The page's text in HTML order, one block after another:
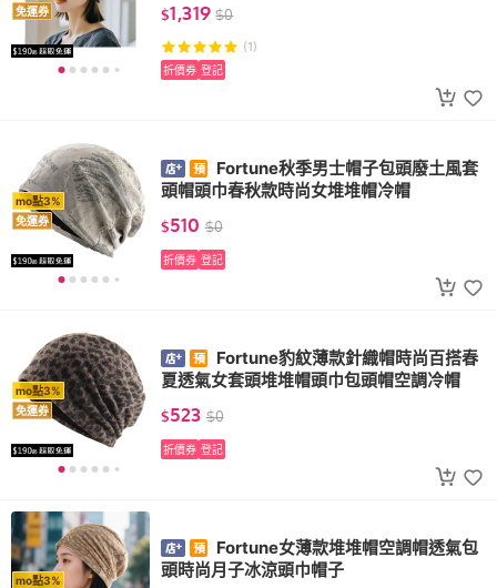
免運券
$1,319 $0
(1)
折價券 登記
mo點3%
免運券
Fortune秋季男士帽子包頭廢土風套
頭帽頭巾春秋款時尚女堆堆帽冷帽
$510 $0
折價券 登記
mo點3%
免運券
Fortune豹紋薄款針織帽時尚百搭春
夏透氣女套頭堆堆帽頭巾包頭帽空調冷帽
$523 $0
折價券 登記
mo點3%
Fortune女薄款堆堆帽空調帽透氣包
頭時尚月子冰涼頭巾帽子